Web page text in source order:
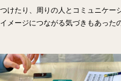
けたり、周りの人とコミュニケー
メージにつながる気づきもあった